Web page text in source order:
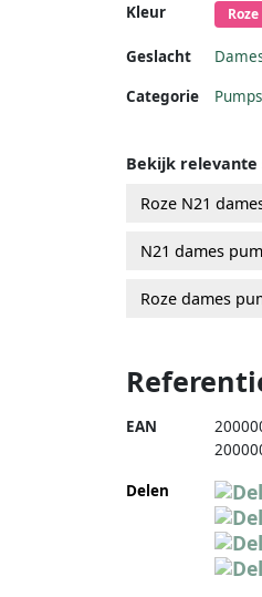
Kleur Roze
Geslacht
Categorie
Pumps
Bekijk relevante
Roze N21
N21 dames
Roze dames
EAN
Delen